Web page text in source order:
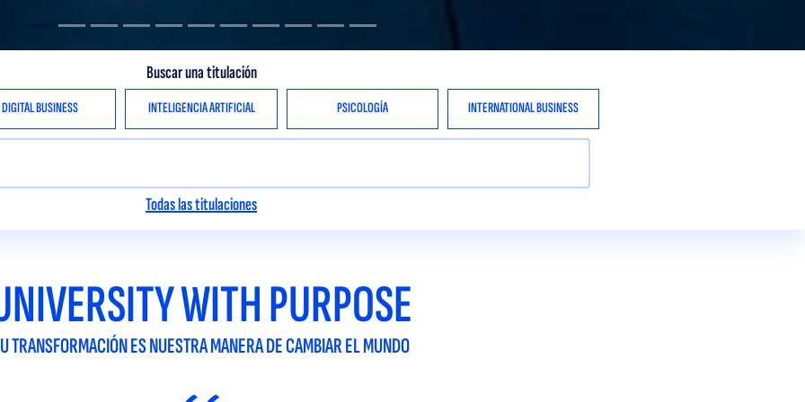
Buscar una titulación
DIGITAL BUSINESS INTELIGENCIA ARTIFICIAL PSICOLOGÍA INTERNATIONAL BUSINESS
Todas las titulaciones
WITH PURPOSE
TRANSFORMACIÓN ES NUESTRA MANERA DE CAMBIAR EL MUNDO